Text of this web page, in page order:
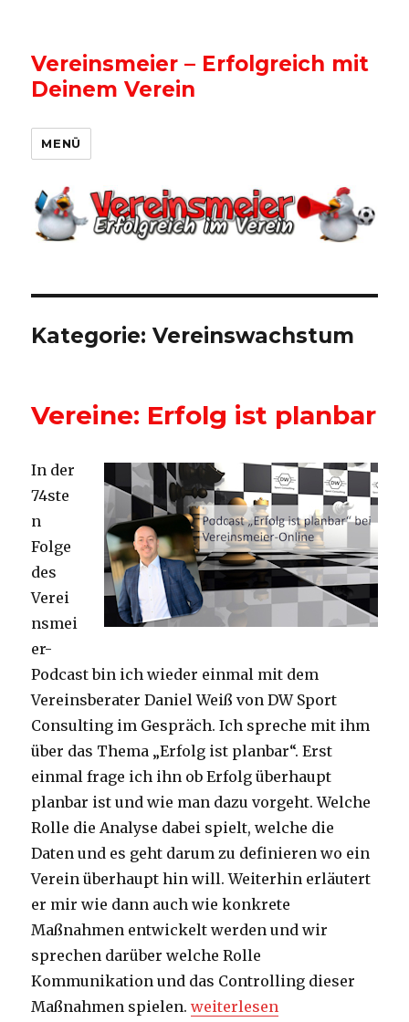
Vereinsmeier – Erfolgreich mit
Deinem Verein
MENÜ
Kategorie:Vereinswachstum
Vereine: Erfolg ist planbar
In der
74ste
n
Folge
des
Verei
nsmei
er-
Podcast bin ich wieder einmal mit dem
Vereinsberater Daniel Weiß von DW Sport
Consulting im Gespräch. Ich spreche mit ihm
über das Thema „Erfolg ist planbar“. Erst
einmal frage ich ihn ob Erfolg überhaupt
planbar ist und wie man dazu vorgeht. Welche
Rolle die Analyse dabei spielt, welche die
Daten und es geht darum zu definieren wo ein
Verein überhaupt hin will. Weiterhin erläutert
er mir wie dann auch wie konkrete
Maßnahmen entwickelt werden und wir
sprechen darüber welche Rolle
Kommunikation und das Controlling dieser
Maßnahmen spielen.„Vereine: Erfolg ist planbar“
weiterlesen